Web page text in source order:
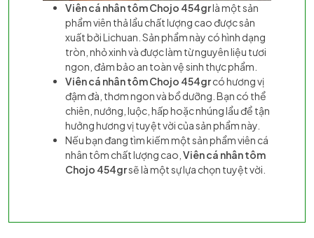
Viên cá nhân tôm Chojo 454grlà một sản
phẩm viên thả lẩu chất lượng cao được sản
xuất bởi Lichuan. Sản phẩm này có hình dạng
tròn, nhỏ xinh và được làm từ nguyên liệu tươi
ngon, đảm bảo an toàn vệ sinh thực phẩm.
Viên cá nhân tôm Chojo 454grcó hương vị
đậm đà, thơm ngon và bổ dưỡng. Bạn có thể
chiên, nướng, luộc, hấp hoặc nhúng lẩu để tận
hưởng hương vị tuyệt vời của sản phẩm này.
Nếu bạn đang tìm kiếm một sản phẩm viên cá
nhân tôm chất lượng cao, Viên cá nhân tôm
Chojo 454grsẽ là một sự lựa chọn tuyệt vời.